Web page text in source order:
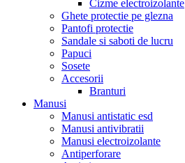
Cizme electroizolante
Ghete protectie pe glezna
Pantofi protectie
Sandale si saboti de lucru
Papuci
Sosete
Accesorii
Branturi
Manusi
Manusi antistatic esd
Manusi antivibratii
Manusi electroizolante
Antiperforare